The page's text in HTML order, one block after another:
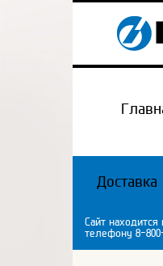
Доставка
Сайт
телефону 8-